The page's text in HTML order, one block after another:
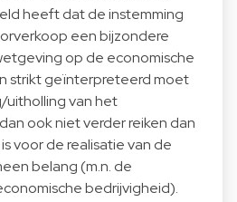
heeft dat de instemming
een bijzondere
op de economische
strikt geïnterpreteerd moet
uitholling van het
ook niet verder reiken dan
voor de realisatie van de
belang (m.n. de
bedrijvigheid).